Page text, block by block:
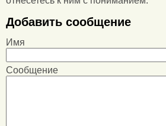
Добавить сообщение
Имя
Сообщение